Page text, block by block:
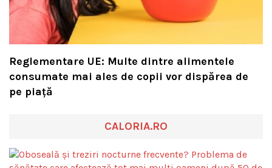
Reglementare UE: Multe dintre alimentele
consumate mai ales de copii vor dispărea de
pe piață
CALORIA.RO